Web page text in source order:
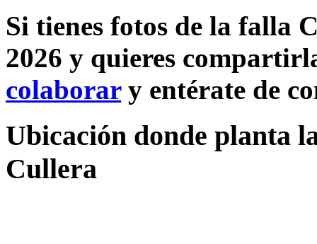
Si tienes fotos de la falla
2026 y quieres
colaborary entérate de
Ubicación donde planta
Cullera